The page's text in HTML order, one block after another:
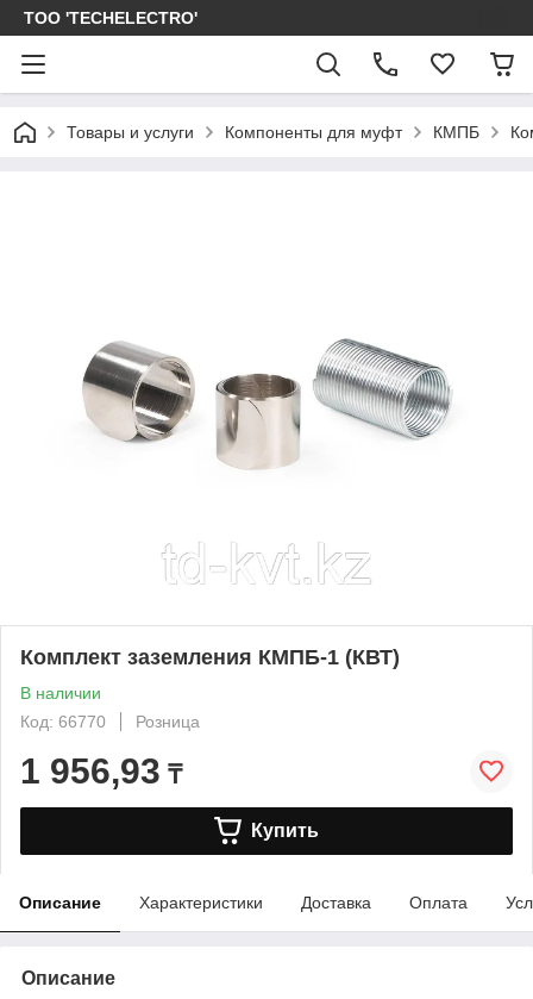
ТОО 'TECHELECTRO'
Товары и услуги Компоненты для муфт КМПБ
Комплект заземления КМПБ-1 (КВТ)
В наличии
Код: 66770
Розница
1 956,93 ₸
Купить
Описание Характеристики Доставка Оплата
Описание